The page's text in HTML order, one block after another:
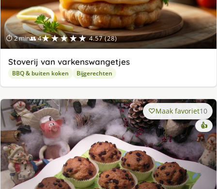
⏱ 2 min👥 4★★★★★ 4.57 (28)
Stoverij van varkenswangetjes
BBQ & buiten koken Bijgerechten
Maak favoriet10
👍